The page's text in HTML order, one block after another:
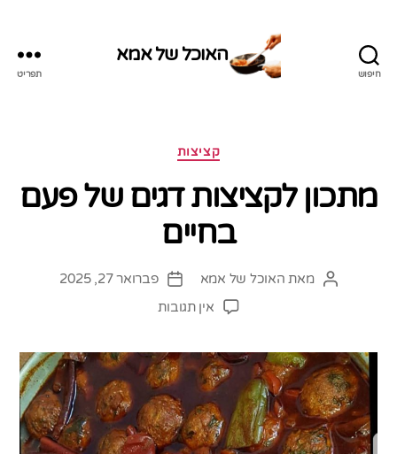
חיפוש
האוכל של אמא
תפריט
קטגוריותקציצות
מתכון לקציצות דגים של פעם
בחיים
המחבר
מאת האוכל של אמא
תאריךפברואר 27, 2025
אין תגובותעל
דגים
של
פעם
בחיים